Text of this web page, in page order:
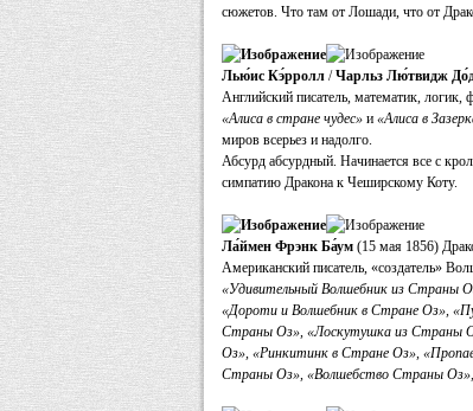
сюжетов. Что там от Лошади, что от
Лью́ис Кэ́рролл /Чарльз Лю́твидж
Английский писатель, математик,
«Алиса в стране чудес» и «Алиса в
миров всерьез и надолго.
Абсурд абсурдный. Начинается все с
симпатию Дракона к Чеширскому Коту.
Ла́ймен Фрэнк Ба́ум (15 мая 1856)
Американский писатель, «создатель»
«Удивительный Волшебник из Страны
«Дороти и Волшебник в Стране Оз»,
Страны Оз», «Лоскутушка из Страны
Оз», «Ринкитинк в Стране Оз»,
Страны Оз», «Волшебство Страны